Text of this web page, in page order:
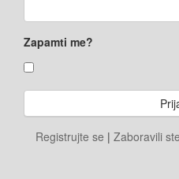
Zapamti me?
Registrujte se | Zaboravili